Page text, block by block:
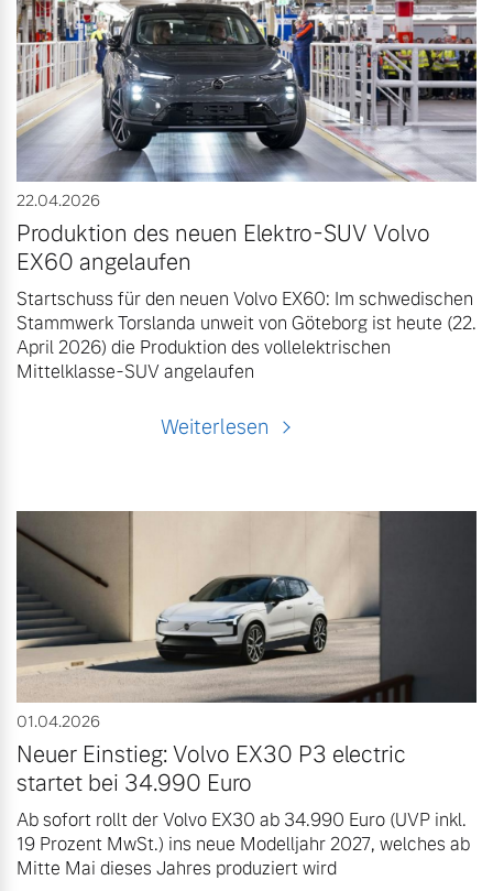
22.04.2026
Produktion des neuen Elektro-SUV Volvo
EX60 angelaufen
Startschuss für den neuen Volvo EX60: Im schwedischen
Stammwerk Torslanda unweit von Göteborg ist heute (22.
April 2026) die Produktion des vollelektrischen
Mittelklasse-SUV angelaufen
Weiterlesen
01.04.2026
Neuer Einstieg: Volvo EX30 P3 electric
startet bei 34.990 Euro
Ab sofort rollt der Volvo EX30 ab 34.990 Euro (UVP inkl.
19 Prozent MwSt.) ins neue Modelljahr 2027, welches ab
Mitte Mai dieses Jahres produziert wird